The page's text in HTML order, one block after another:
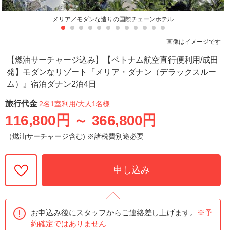
メリア／モダンな造りの国際チェーンホテル
画像はイメージです
【燃油サーチャージ込み】【ベトナム航空直行便利用/成田
発】モダンなリゾート『メリア・ダナン（デラックスルー
ム）』宿泊ダナン2泊4日
旅行代金 2名1室利用/大人1名様
116,800円 ～ 366,800円
（燃油サーチャージ含む) ※諸税費別途必要
申し込み
お申込み後にスタッフからご連絡差し上げます。
※予
約確定ではありません